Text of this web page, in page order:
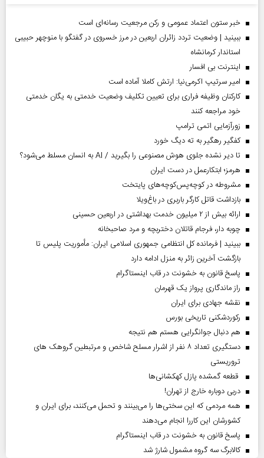
خبر ستون اعتماد عمومی و رکن مرجعیت رسانه‌ای است
ببینید | وضعیت تردد زائران اربعین در مرز خسروی در گفتگو با منوچهر حبیبی
استاندار کرمانشاه
اینترنت بی افسار
امیر سرتیپ اکرمی‌نیا: ارتش کاملا آماده است
کارکنان وظیفه فراری برای تعیین تکلیف وضعیت خدمتی به یگان خدمتی
خود مراجعه کنند
زورآزمایی اتمی ترامپ
کفگیر رهگیر به ته دیگ خورد
تا دیر نشده جلوی هوش مصنوعی را بگیرید / AI به انسان مسلط می‌شود؟
هرمز؛ ابتکارعمل در دست ایران
مشروطه در کوچه‌پس‌کوچه‌های پایتخت
بازداشت قاتل کارگر باربری در باغ‌ویلا
ارائه بیش از ۲ میلیون خدمت بهداشتی در اربعین حسینی
چوبه دار، فرجام قاتلان دختربچه و مرد صاحبخانه
ببینید | فرمانده کل انتظامی جمهوری اسلامی ایران­: مأموریت پلیس تا
بازگشت آخرین زائر به منزل ادامه دارد
پاسخ قانون به خشونت در قاب اینستاگرام
راز ماندگاری پرواز یک قهرمان
نقشه جهادی برای ایران
رکوردشکنی تاریخی بورس
هم دنبال جوانگرایی هستم هم نتیجه
دستگیری تعداد ۸ نفر از اشرار مسلح شاخص و مرتبطین گروهک های
تروریستی
قطعه گمشده پازل کهکشانی‌ها
دربی دوباره خارج از تهران!
همه مردمی که این سختی‌ها را می‌بینند و تحمل می‌کنند، برای ایران و
کشورشان این کاررا انجام می‌دهند
پاسخ قانون به خشونت در قاب اینستاگرام
کالابرگ سه گروه مشمول شارژ شد